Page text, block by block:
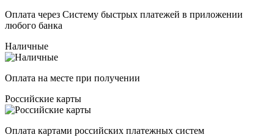
Оплата через Систему быстрых платежей в приложении
любого банка
Наличные
Оплата на месте при получении
Российские карты
Оплата картами российских платежных систем